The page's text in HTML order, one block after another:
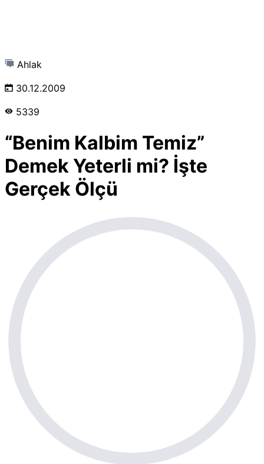
Ahlak
30.12.2009
5339
“Benim Kalbim Temiz”
Demek Yeterli mi? İşte
Gerçek Ölçü